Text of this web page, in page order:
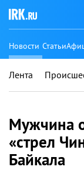
Новости Статьи
Лента
Мужчина
«cтpeл
Байкала